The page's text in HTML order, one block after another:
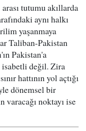
tutumu akıllarda
aynı halkı
yaşanmaya
Taliban-Pakistan
Pakistan'a
isabetli değil. Zira
hattının yol açtığı
dönemsel bir
noktayı ise